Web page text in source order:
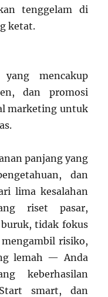
tenggelam di
ketat.
mencakup
dan promosi
marketing untuk
panjang yang
dan
lima kesalahan
riset pasar,
tidak fokus
risiko,
lemah — Anda
keberhasilan
smart, dan